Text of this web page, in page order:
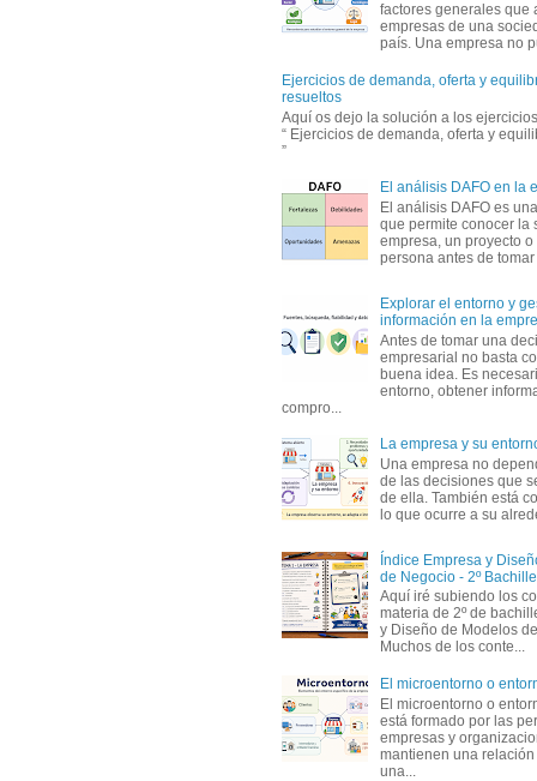
factores generales que
empresas de una
país. Una empresa no
Ejercicios de demanda, oferta y
resueltos
Aquí os dejo la solución a los
“ Ejercicios de demanda, oferta y
”
El análisis DAFO en la
El análisis DAFO es
que permite conocer la
empresa, un proyecto
persona antes de
Explorar el entorno y
información en la
Antes de tomar una
empresarial no basta
buena idea. Es
entorno, obtener
compro...
La empresa y su
Una empresa no
de las decisiones que
de ella. También está
lo que ocurre a su
Índice Empresa y
de Negocio - 2º
Aquí iré subiendo los
materia de 2º de
y Diseño de Modelos
Muchos de los conte...
El microentorno o
El microentorno o
está formado por las
empresas y
mantienen una
una...